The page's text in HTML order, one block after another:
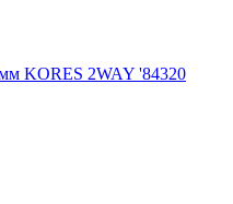
KORES 2WAY '84320